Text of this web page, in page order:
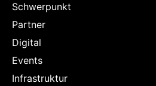
Schwerpunkt
Partner
Digital
Events
Infrastruktur